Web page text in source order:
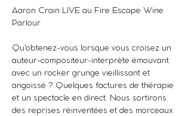
Aaron Crain LIVE au Fire Escape Wine
Parlour
Qu'obtenez-vous lorsque vous croisez un
auteur-compositeur-interprète émouvant
avec un rocker grunge vieillissant et
angoissé ? Quelques factures de thérapie
et un spectacle en direct. Nous sortirons
des reprises réinventées et des morceaux